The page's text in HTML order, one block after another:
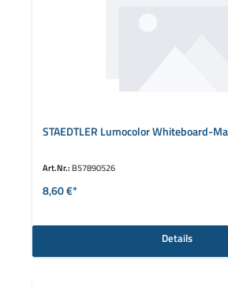
STAEDTLER Lumocolor Whiteboard-
Art.Nr.: B57890526
8,60 €*
Details